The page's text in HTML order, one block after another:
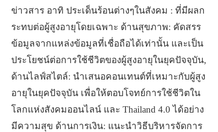
ข่าวสาร อาทิ ประเด็นร้อนต่างๆในสังคม : ที่มีผลก
ระทบต่อผู้สูงอายุโดยเฉพาะ ด้านสุขภาพ: คัดสรร
ข้อมูลจากแหล่งข้อมูลที่เชื่อถือได้เท่านั้น และเป็น
ประโยชน์ต่อการใช้ชีวิตของผู้สูงอายุในยุคปัจจุบัน,
ด้านไลฟ์สไตล์: นำเสนอคอนเทนต์ที่เหมาะกับผู้สูง
อายุในยุคปัจจุบัน เพื่อให้ตอบโจทย์การใช้ชีวิตใน
โลกแห่งสังคมออนไลน์ และ Thailand 4.0 ได้อย่าง
มีความสุข ด้านการเงิน: แนะนำวิธีบริหารจัดการ